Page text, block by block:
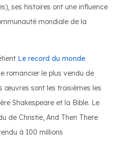
ses histoires ont une influence
mondiale de la
Le record du monde
romancier le plus vendu de
œuvres sont les troisièmes les
Shakespeare et la Bible. Le
de Christie, And Then There
à 100 millions